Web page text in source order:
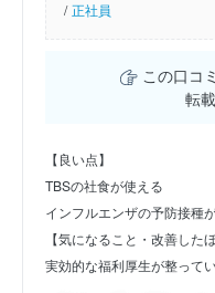
/ 正社員
この口コ
転
【良い点】
TBSの社食が使える
インフルエンザの予防接種
【気になること・改善した
実効的な福利厚生が整って